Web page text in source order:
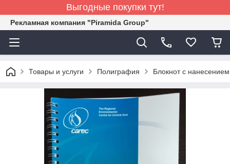
Выгодные покупки тут!
Рекламная компания "Piramida Group"
Товары и услуги Полиграфия Блокнот с